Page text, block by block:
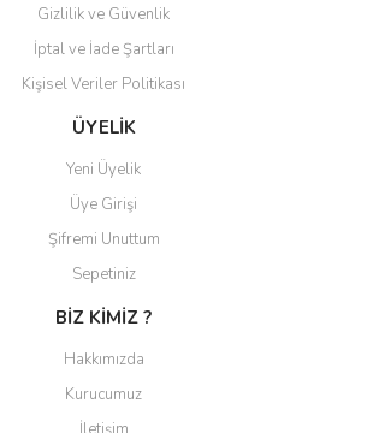
Gönder
Gizlilik ve Güvenlik
İptal ve İade Şartları
Kişisel Veriler Politikası
ÜYELİK
Yeni Üyelik
Üye Girişi
Şifremi Unuttum
Sepetiniz
BİZ KİMİZ ?
Hakkımızda
Kurucumuz